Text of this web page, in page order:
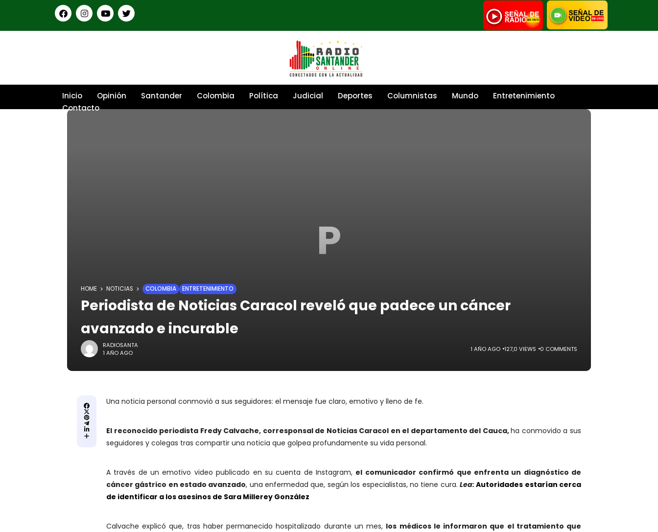
Inicio Opinión Santander Colombia Política Judicial Deportes Columnistas Mundo
Entretenimiento
Contacto
P
HOME NOTICIAS COLOMBIA ENTRETENIMIENTO
Periodista de Noticias Caracol reveló que padece un cáncer
avanzado e incurable
RADIOSANTA
1 AÑO AGO
1 AÑO AGO 127,0 VIEWS 0 COMMENTS
Una noticia personal conmovió a sus seguidores: el mensaje fue claro, emotivo y lleno de fe.
El reconocido periodista Fredy Calvache, corresponsal de Noticias Caracol en el departamento del Cauca,ha conmovido a sus
seguidores y colegas tras compartir una noticia que golpea profundamente su vida personal.
A través de un emotivo video publicado en su cuenta de Instagram, el comunicador confirmó que enfrenta un diagnóstico de
cáncer gástrico en estado avanzado, una enfermedad que, según los especialistas, no tiene cura. Lea: Autoridades estarían cerca
de identificar a los asesinos de Sara Millerey González
Calvache explicó que, tras haber permanecido hospitalizado durante un mes, los médicos le informaron que el tratamiento que